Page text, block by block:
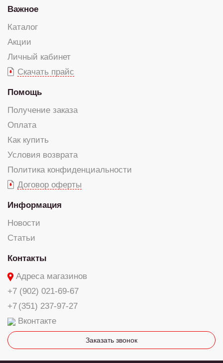
Важное
Каталог
Акции
Личный кабинет
Скачать прайс
Помощь
Получение заказа
Оплата
Как купить
Условия возврата
Политика конфиденциальности
Договор оферты
Информация
Новости
Статьи
Контакты
Адреса магазинов
+7 (902) 021-69-67
+7 (351) 237-97-27
Вконтакте
Заказать звонок